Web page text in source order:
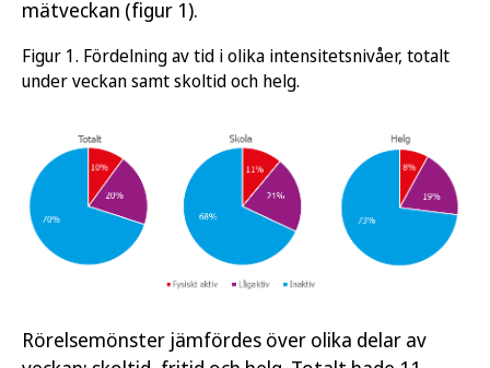
mätveckan (figur 1).
Figur 1. Fördelning av tid i olika intensitetsnivåer, totalt
under veckan samt skoltid och helg.
Rörelsemönster jämfördes över olika delar av